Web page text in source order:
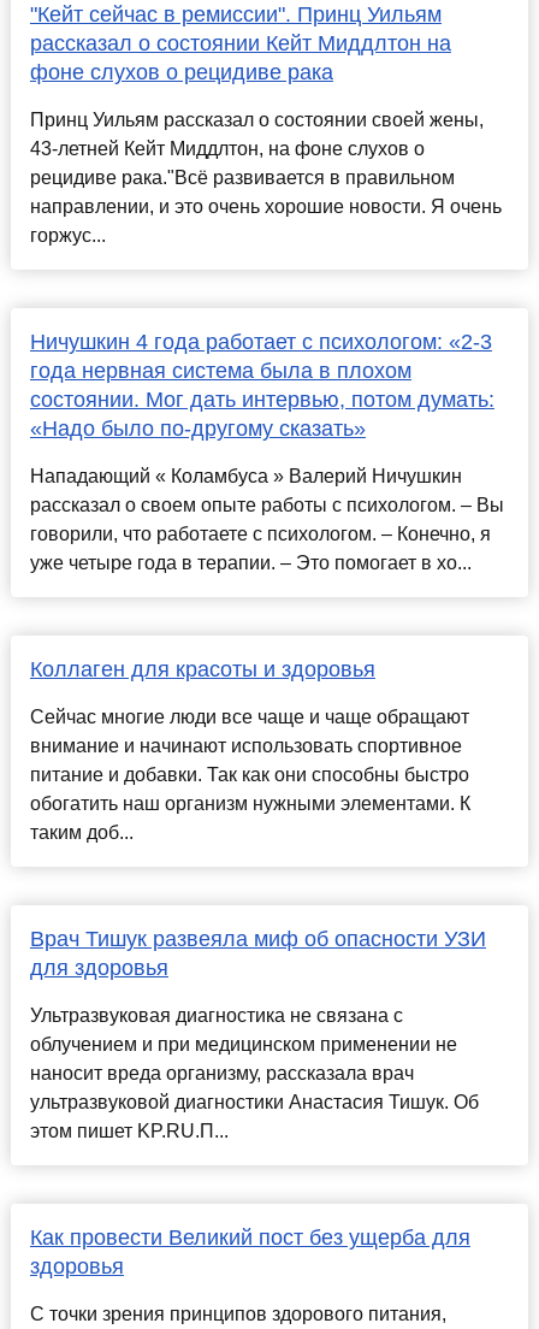
"Кейт сейчас в ремиссии". Принц Уильям
рассказал о состоянии Кейт Миддлтон на
фоне слухов о рецидиве рака
Принц Уильям рассказал о состоянии своей жены,
43-летней Кейт Миддлтон, на фоне слухов о
рецидиве рака."Всё развивается в правильном
направлении, и это очень хорошие новости. Я очень
горжус...
Ничушкин 4 года работает с психологом: «2-3
года нервная система была в плохом
состоянии. Мог дать интервью, потом думать:
«Надо было по-другому сказать»
Нападающий « Коламбуса » Валерий Ничушкин
рассказал о своем опыте работы с психологом. – Вы
говорили, что работаете с психологом. – Конечно, я
уже четыре года в терапии. – Это помогает в хо...
Коллаген для красоты и здоровья
Сейчас многие люди все чаще и чаще обращают
внимание и начинают использовать спортивное
питание и добавки. Так как они способны быстро
обогатить наш организм нужными элементами. К
таким доб...
Врач Тишук развеяла миф об опасности УЗИ
для здоровья
Ультразвуковая диагностика не связана с
облучением и при медицинском применении не
наносит вреда организму, рассказала врач
ультразвуковой диагностики Анастасия Тишук. Об
этом пишет KP.RU.П...
Как провести Великий пост без ущерба для
здоровья
С точки зрения принципов здорового питания,